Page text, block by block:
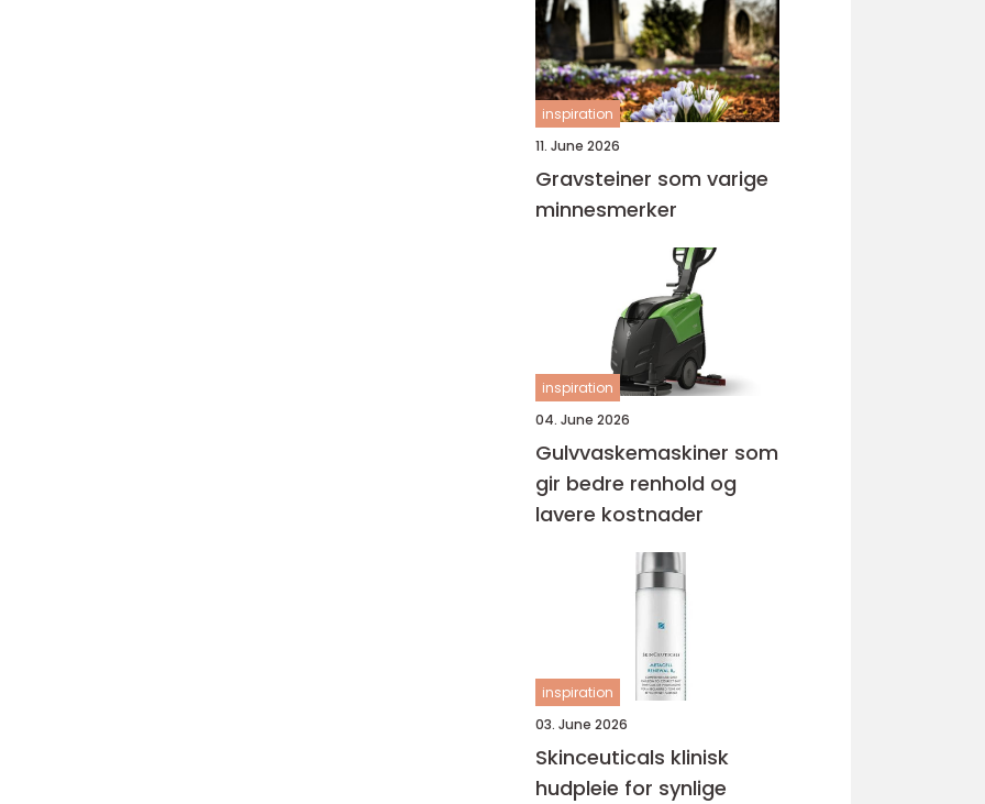
inspiration
11. June 2026
Gravsteiner som varige
minnesmerker
inspiration
04. June 2026
Gulvvaskemaskiner som
gir bedre renhold og
lavere kostnader
inspiration
03. June 2026
Skinceuticals klinisk
hudpleie for synlige